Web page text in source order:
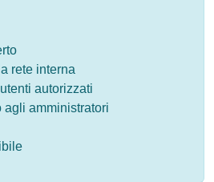
rete interna
autorizzati
amministratori